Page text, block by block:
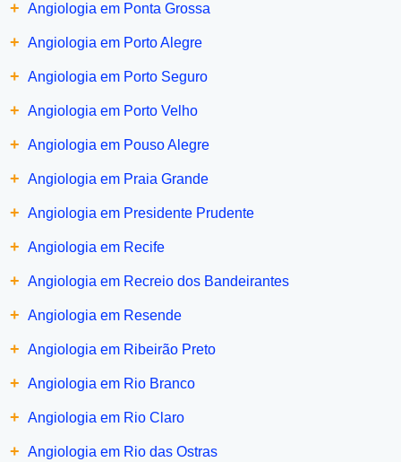
+ Angiologia em Ponta Grossa
+ Angiologia em Porto Alegre
+ Angiologia em Porto Seguro
+ Angiologia em Porto Velho
+ Angiologia em Pouso Alegre
+ Angiologia em Praia Grande
+ Angiologia em Presidente Prudente
+ Angiologia em Recife
+ Angiologia em Recreio dos Bandeirantes
+ Angiologia em Resende
+ Angiologia em Ribeirão Preto
+ Angiologia em Rio Branco
+ Angiologia em Rio Claro
+ Angiologia em Rio das Ostras